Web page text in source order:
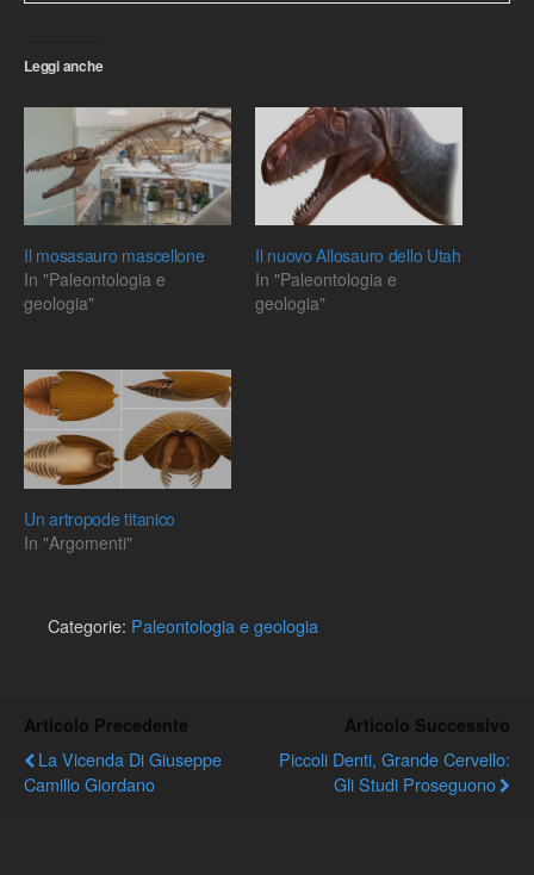
Leggi anche
Il mosasauro mascellone
In "Paleontologia e
geologia"
Il nuovo Allosauro dello Utah
In "Paleontologia e
geologia"
Un artropode titanico
In "Argomenti"
Categorie: Paleontologia e geologia
Articolo Precedente
La Vicenda Di Giuseppe
Camillo Giordano
Articolo Successivo
Piccoli Denti, Grande Cervello:
Gli Studi Proseguono